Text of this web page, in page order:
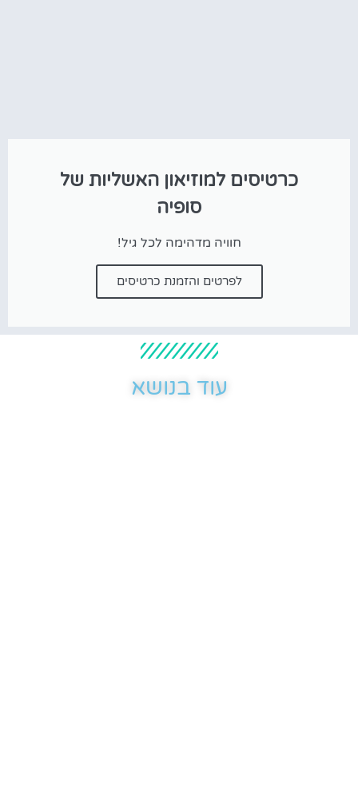
כרטיסים למוזיאון האשליות של
סופיה
חוויה מדהימה לכל גיל!
לפרטים והזמנת כרטיסים
עוד בנושא